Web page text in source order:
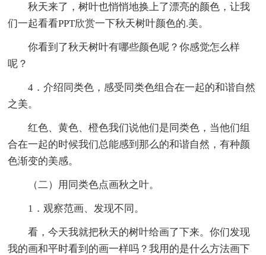
秋天来了，树叶也悄悄地换上了漂亮的颜色，让我
们一起看看PPT欣赏一下秋天树叶颜色的.美。
你看到了秋天树叶有哪些颜色呢？你感觉怎么样
呢？
4．介绍同类色，感受同类色组合在一起的和谐自然
之美。
红色、黄色、橙色我们说他们是同类色，当他们组
合在一起的时候我们总能感到那么的和谐自然，有种颜
色渐变的美感。
（二）用同类色点画秋之叶。
1．观察范画、发现不同。
看，今天我就把秋天的树叶给画了下来。你们发现
我的画和平时看到的画一样吗？我用的是什么方法画下